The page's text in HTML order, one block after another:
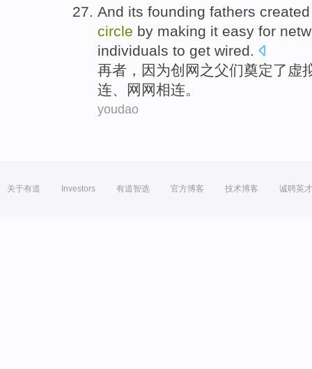
And its founding fathers
circle by making it easy for
individuals to get wired.
再者，因为创 网 之父们奠定了 虚
连、网网相连。
youdao
关于有道 Investors 有道智选 官方博客 技术博客 诚聘英才